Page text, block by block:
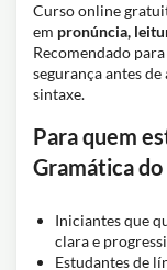
Curso online
em pronúncia,
Recomendado
segurança antes
sintaxe.
Para quem
Gramática
Iniciantes que
clara e
Estudantes de